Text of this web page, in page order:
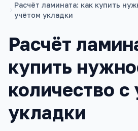
Расчёт ламината: как купить
учётом укладки
Расчёт
купить
количество с
укладки